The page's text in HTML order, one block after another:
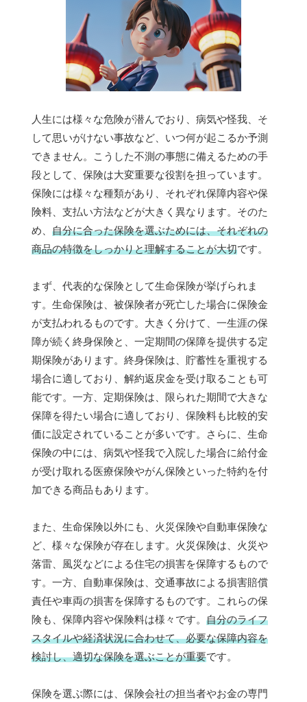
人生には様々な危険が潜んでおり、病気や怪我、そ
して思いがけない事故など、いつ何が起こるか予測
できません。こうした不測の事態に備えるための手
段として、保険は大変重要な役割を担っています。
保険には様々な種類があり、それぞれ保障内容や保
険料、支払い方法などが大きく異なります。そのた
め、 自分に合った保険を選ぶためには、それぞれの
商品の特徴をしっかりと理解することが大切です。
まず、代表的な保険として生命保険が挙げられま
す。生命保険は、被保険者が死亡した場合に保険金
が支払われるものです。大きく分けて、一生涯の保
障が続く終身保険と、一定期間の保障を提供する定
期保険があります。終身保険は、貯蓄性を重視する
場合に適しており、解約返戻金を受け取ることも可
能です。一方、定期保険は、限られた期間で大きな
保障を得たい場合に適しており、保険料も比較的安
価に設定されていることが多いです。さらに、生命
保険の中には、病気や怪我で入院した場合に給付金
が受け取れる医療保険やがん保険といった特約を付
加できる商品もあります。
また、生命保険以外にも、火災保険や自動車保険な
ど、様々な保険が存在します。火災保険は、火災や
落雷、風災などによる住宅の損害を保障するもので
す。一方、自動車保険は、交通事故による損害賠償
責任や車両の損害を保障するものです。これらの保
険も、保障内容や保険料は様々です。 自分のライフ
スタイルや経済状況に合わせて、必要な保障内容を
検討し、適切な保険を選ぶことが重要です。
保険を選ぶ際には、保険会社の担当者やお金の専門